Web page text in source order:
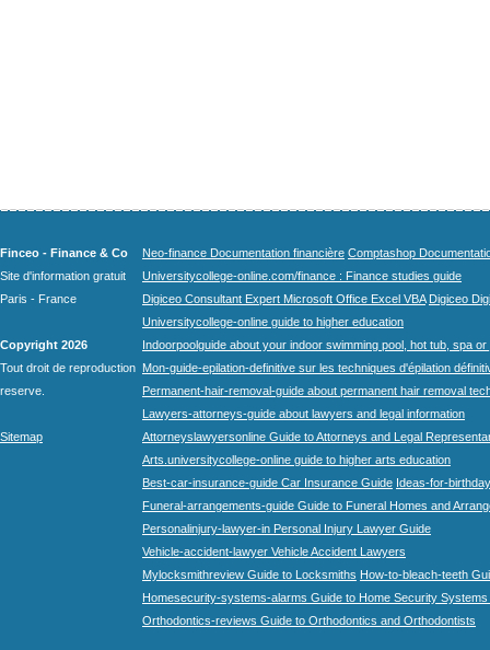
Finceo - Finance & Co
Site d'information gratuit
Paris - France
Copyright 2026
Tout droit de reproduction
reserve.
Sitemap
Neo-finance Documentation financière Comptashop
Universitycollege-online.com/finance : Finance studies guide
Digiceo Consultant Expert Microsoft Office Excel VBA Digiceo
Universitycollege-online guide to higher education
Indoorpoolguide about your indoor swimming pool, hot tub, spa
Mon-guide-epilation-definitive sur les techniques d'épilation
Permanent-hair-removal-guide about permanent hair removal
Lawyers-attorneys-guide about lawyers and legal information
Attorneyslawyersonline Guide to Attorneys and Legal
Arts.universitycollege-online guide to higher arts education
Best-car-insurance-guide Car Insurance Guide Ideas-for-
Funeral-arrangements-guide Guide to Funeral Homes and
Personalinjury-lawyer-in Personal Injury Lawyer Guide
Vehicle-accident-lawyer Vehicle Accident Lawyers
Mylocksmithreview Guide to Locksmiths How-to-bleach-teeth
Homesecurity-systems-alarms Guide to Home Security Systems
Orthodontics-reviews Guide to Orthodontics and Orthodontists